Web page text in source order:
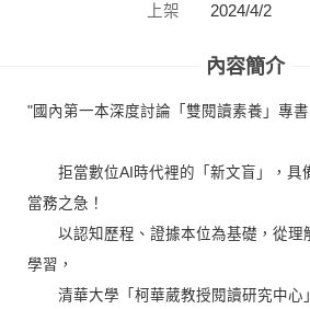
上架
2024/4/2
內容簡介
"國內第一本深度討論「雙閱讀素養」專書
拒當數位AI時代裡的「新文盲」，具
當務之急！
以認知歷程、證據本位為基礎，從理
學習，
清華大學「柯華葳教授閱讀研究中心